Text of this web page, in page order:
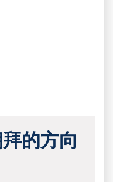
的方向